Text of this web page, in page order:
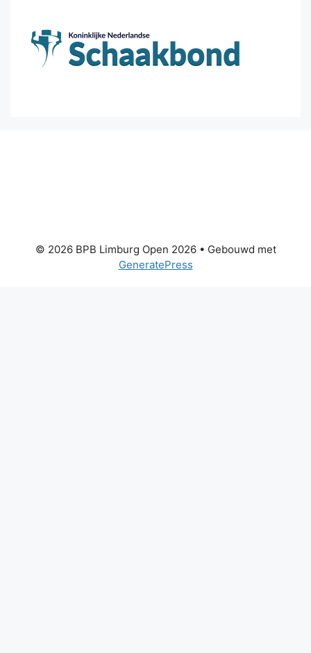
© 2026 BPB Limburg Open 2026• Gebouwd met
GeneratePress